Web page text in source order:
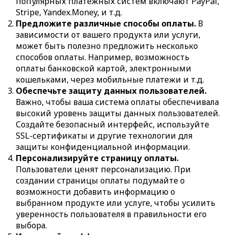
Stripe, Yandex.Money, и т.д.
Предложите различные способы оплаты. В
зависимости от вашего продукта или услуги,
может быть полезно предложить несколько
способов оплаты. Например, возможность
оплаты банковской картой, электронными
кошельками, через мобильные платежи и т.д.
Обеспечьте защиту данных пользователей.
Важно, чтобы ваша система оплаты обеспечивала
высокий уровень защиты данных пользователей.
Создайте безопасный интерфейс, используйте
SSL-сертификаты и другие технологии для
защиты конфиденциальной информации.
Персонализируйте страницу оплаты.
Пользователи ценят персонализацию. При
создании страницы оплаты подумайте о
возможности добавить информацию о
выбранном продукте или услуге, чтобы усилить
уверенность пользователя в правильности его
выбора.